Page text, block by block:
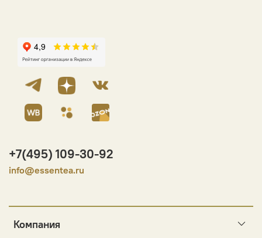
Компания
+7(495) 109-30-92
info@essentea.ru